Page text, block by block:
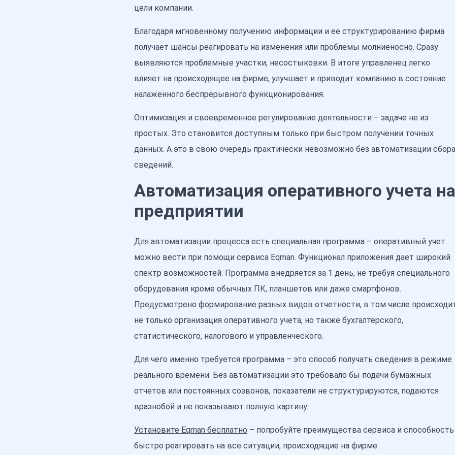
цели компании.
Благодаря мгновенному получению информации и ее структурированию фирма
получает шансы реагировать на изменения или проблемы молниеносно. Сразу
выявляются проблемные участки, несостыковки. В итоге управленец легко
влияет на происходящее на фирме, улучшает и приводит компанию в состояние
налаженного беспрерывного функционирования.
Оптимизация и своевременное регулирование деятельности – задаче не из
простых. Это становится доступным только при быстром получении точных
данных. А это в свою очередь практически невозможно без автоматизации сбора
сведений.
Автоматизация оперативного учета на
предприятии
Для автоматизации процесса есть специальная программа – оперативный учет
можно вести при помощи сервиса Eqman. Функционал приложения дает широкий
спектр возможностей. Программа внедряется за 1 день, не требуя специального
оборудования кроме обычных ПК, планшетов или даже смартфонов.
Предусмотрено формирование разных видов отчетности, в том числе
не только организация оперативного учета, но также бухгалтерского,
статистического, налогового и управленческого.
Для чего именно требуется программа – это способ получать сведения в режиме
реального времени. Без автоматизации это требовало бы подачи бумажных
отчетов или постоянных созвонов, показатели не структурируются, подаются
вразнобой и не показывают полную картину.
Установите Eqman бесплатно – попробуйте преимущества сервиса и способность
быстро реагировать на все ситуации, происходящие на фирме.